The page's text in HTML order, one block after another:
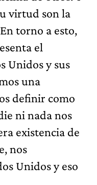
virtud son la
torno a esto,
el
Unidos y sus
una
definir como
ni nada nos
existencia de
nos
Unidos y eso